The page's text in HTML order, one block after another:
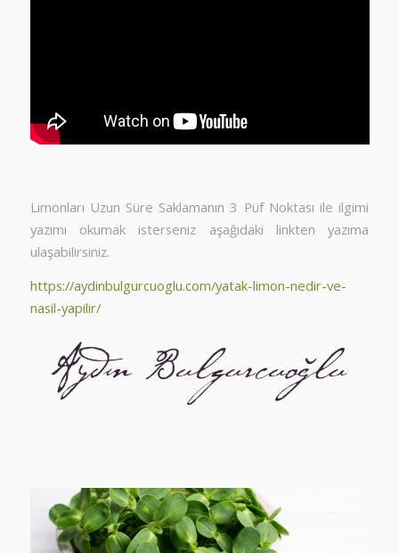
Limonları Uzun Süre Saklamanın 3 Püf Noktası ile ilgimi
yazımı okumak isterseniz aşağıdaki linkten yazıma
ulaşabilirsiniz.
https://aydinbulgurcuoglu.com/yatak-limon-nedir-ve-
nasil-yapilir/